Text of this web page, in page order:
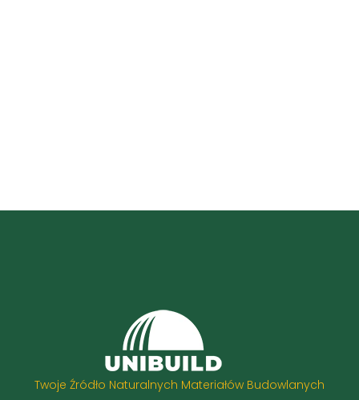
Twoje Źródło Naturalnych Materiałów Budowlanych